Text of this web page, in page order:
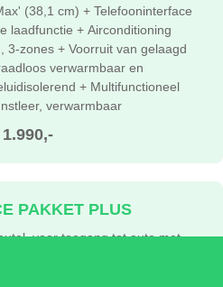
(38,1 cm) + Telefooninterface
laadfunctie + Airconditioning
3-zones + Voorruit van gelaagd
verwarmbaar en
+ Multifunctioneel
verwarmbaar
PAKKET PLUS
voor toegang tot auto met